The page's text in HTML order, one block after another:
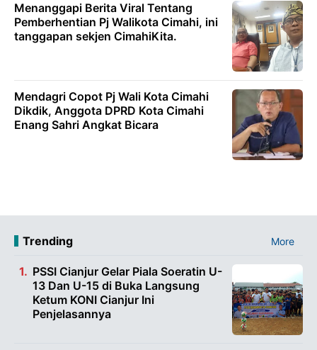
Menanggapi Berita Viral Tentang
Pemberhentian Pj Walikota Cimahi, ini
tanggapan sekjen CimahiKita.
Mendagri Copot Pj Wali Kota Cimahi
Dikdik, Anggota DPRD Kota Cimahi
Enang Sahri Angkat Bicara
Trending More
PSSI Cianjur Gelar Piala Soeratin U-
13 Dan U-15 di Buka Langsung
Ketum KONI Cianjur Ini
Penjelasannya